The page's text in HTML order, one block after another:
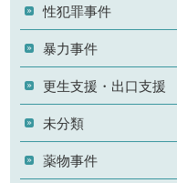
性犯罪事件
暴力事件
更生支援・出口支援
未分類
薬物事件